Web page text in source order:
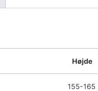
Højde
155-165